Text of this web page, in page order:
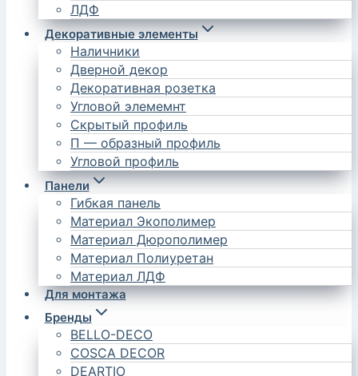
ЛДФ
Декоративные элементы
Наличники
Дверной декор
Декоративная розетка
Угловой элемемнт
Скрытый профиль
П — образный профиль
Угловой профиль
Панели
Гибкая панель
Материал Экополимер
Материал Дюрополимер
Материал Полиуретан
Материал ЛДФ
Для монтажа
Бренды
BELLO-DECO
COSCA DECOR
DEARTIO